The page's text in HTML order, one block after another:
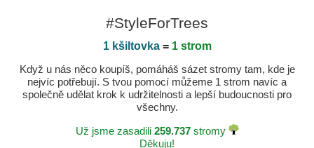
#StyleForTrees
1 kšiltovka= 1 strom
Když u nás něco koupíš, pomáháš sázet stromy tam, kde je
nejvíc potřebují. S tvou pomocí můžeme 1 strom navíc a
společně udělat krok k udržitelnosti a lepší budoucnosti pro
všechny.
Už jsme zasadili 259.737stromy
Děkuju!